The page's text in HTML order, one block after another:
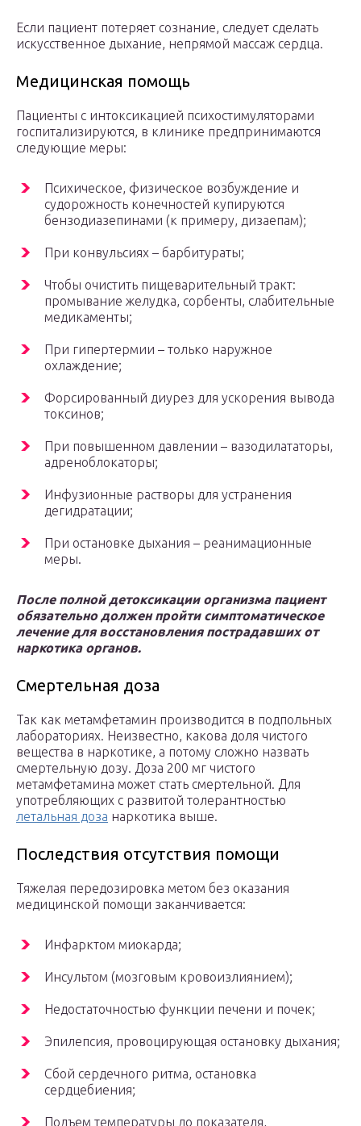
Если пациент потеряет сознание, следует сделать
искусственное дыхание, непрямой массаж сердца.
Медицинская помощь
Пациенты с интоксикацией психостимуляторами
госпитализируются, в клинике предпринимаются
следующие меры:
Психическое, физическое возбуждение и
судорожность конечностей купируются
бензодиазепинами (к примеру, дизаепам);
При конвульсиях – барбитураты;
Чтобы очистить пищеварительный тракт:
промывание желудка, сорбенты, слабительные
медикаменты;
При гипертермии – только наружное
охлаждение;
Форсированный диурез для ускорения вывода
токсинов;
При повышенном давлении – вазодилататоры,
адреноблокаторы;
Инфузионные растворы для устранения
дегидратации;
При остановке дыхания – реанимационные
меры.
После полной детоксикации организма пациент
обязательно должен пройти симптоматическое
лечение для восстановления пострадавших от
наркотика органов.
Смертельная доза
Так как метамфетамин производится в подпольных
лабораториях. Неизвестно, какова доля чистого
вещества в наркотике, а потому сложно назвать
смертельную дозу. Доза 200 мг чистого
метамфетамина может стать смертельной. Для
употребляющих с развитой толерантностью
летальная доза наркотика выше.
Последствия отсутствия помощи
Тяжелая передозировка метом без оказания
медицинской помощи заканчивается:
Инфарктом миокарда;
Инсультом (мозговым кровоизлиянием);
Недостаточностью функции печени и почек;
Эпилепсия, провоцирующая остановку дыхания;
Сбой сердечного ритма, остановка
сердцебиения;
Подъем температуры до показателя,